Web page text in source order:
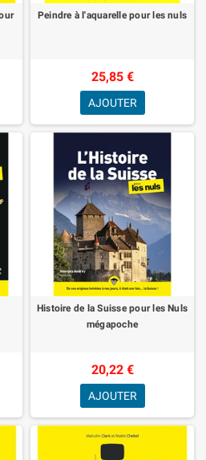
Peindre à l'aquarelle pour les nuls
25,85 €
AJOUTER
Histoire de la Suisse pour les Nuls
mégapoche
20,22 €
AJOUTER